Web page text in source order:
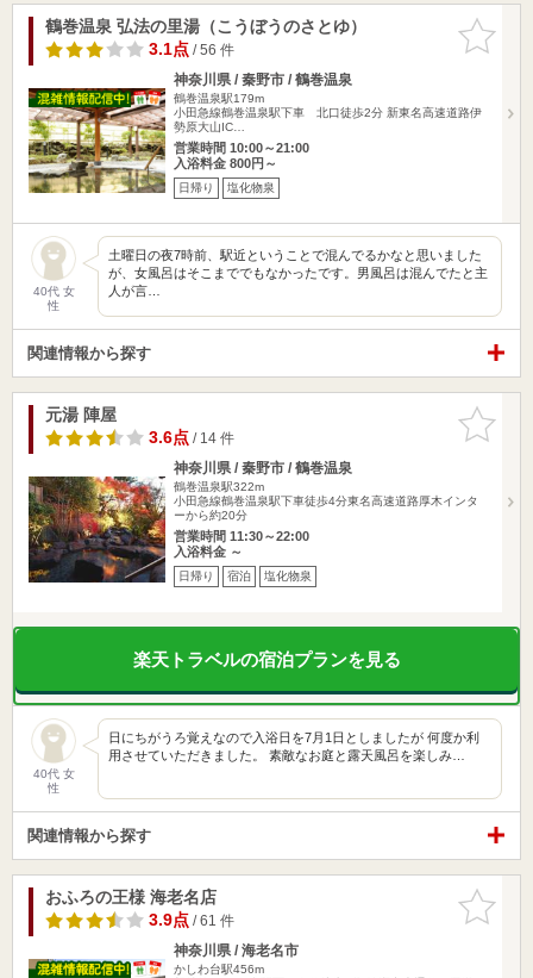
お気に入
りに追加
鶴巻温泉 弘法の里湯（こうぼうのさとゆ）
3.1点/ 56 件
神奈川県 / 秦野市 / 鶴巻温泉
鶴巻温泉駅179m
小田急線鶴巻温泉駅下車 北口徒歩2分 新東名高速道路伊
勢原大山IC…
営業時間 10:00～21:00
入浴料金 800円～
日帰り 塩化物泉
40代 女
性
土曜日の夜7時前、駅近ということで混んでるかなと思いました
が、女風呂はそこまででもなかったです。男風呂は混んでたと主
人が言…
関連情報から探す
お気に入
りに追加
元湯 陣屋
3.6点/ 14 件
神奈川県 / 秦野市 / 鶴巻温泉
鶴巻温泉駅322m
小田急線鶴巻温泉駅下車徒歩4分東名高速道路厚木インタ
ーから約20分
営業時間 11:30～22:00
入浴料金 ～
日帰り 宿泊 塩化物泉
楽天トラベルの宿泊プランを見る
40代 女
性
日にちがうろ覚えなので入浴日を7月1日としましたが 何度か利
用させていただきました。 素敵なお庭と露天風呂を楽しみ…
関連情報から探す
お気に入
りに追加
おふろの王様 海老名店
3.9点/ 61 件
神奈川県 / 海老名市
かしわ台駅456m